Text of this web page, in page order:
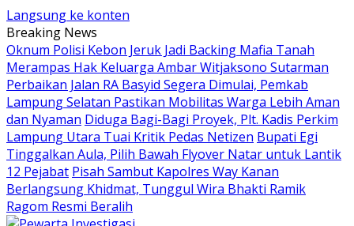
Langsung ke konten
Breaking News
Oknum Polisi Kebon Jeruk Jadi Backing Mafia Tanah
Merampas Hak Keluarga Ambar Witjaksono Sutarman
Perbaikan Jalan RA Basyid Segera Dimulai, Pemkab
Lampung Selatan Pastikan Mobilitas Warga Lebih Aman
dan Nyaman Diduga Bagi-Bagi Proyek, Plt. Kadis Perkim
Lampung Utara Tuai Kritik Pedas Netizen Bupati Egi
Tinggalkan Aula, Pilih Bawah Flyover Natar untuk Lantik
12 Pejabat Pisah Sambut Kapolres Way Kanan
Berlangsung Khidmat, Tunggul Wira Bhakti Ramik
Ragom Resmi Beralih